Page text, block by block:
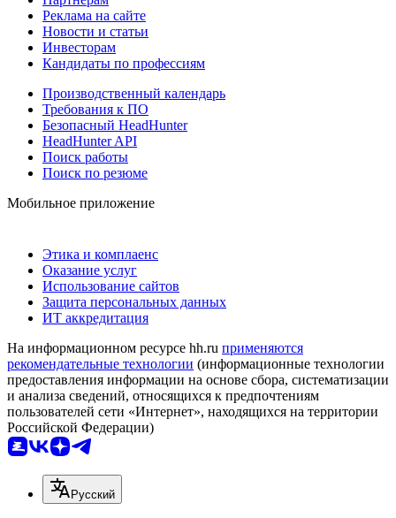
Реклама на сайте
Новости и статьи
Инвесторам
Кандидаты по профессиям
Производственный календарь
Требования к ПО
Безопасный HeadHunter
HeadHunter API
Поиск работы
Поиск по резюме
Мобильное приложение
Этика и комплаенс
Оказание услуг
Использование сайтов
Защита персональных данных
ИТ аккредитация
На информационном ресурсе hh.ru применяются
рекомендательные технологии (информационные технологии
предоставления информации на основе сбора, систематизации
и анализа сведений, относящихся к предпочтениям
пользователей сети «Интернет», находящихся на территории
Российской Федерации)
Русский